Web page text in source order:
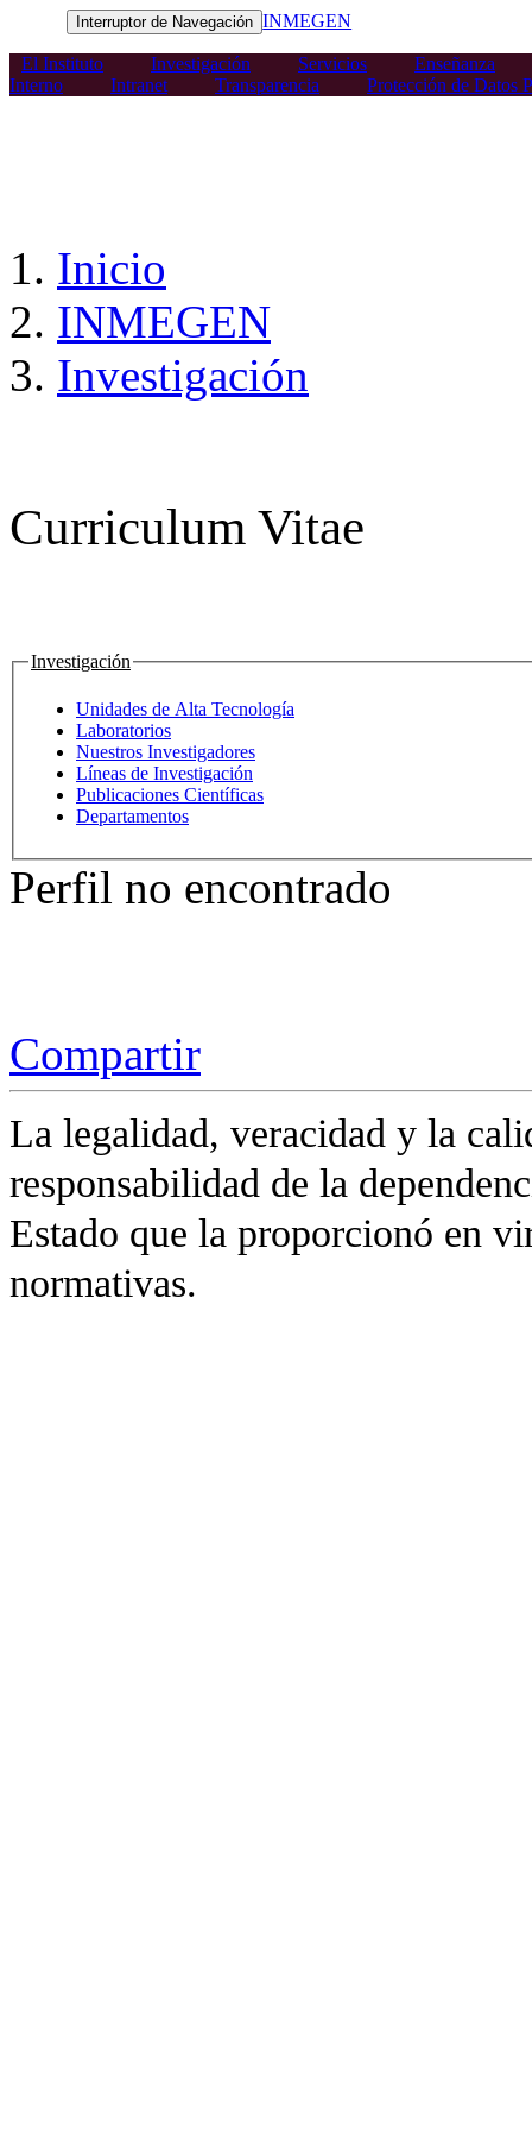
Interruptor de Navegación INMEGEN
El Instituto Investigación Servicios
Enseñanza
Interno
Intranet Transparencia Protección de Datos
Inicio
INMEGEN
Investigación
Curriculum Vitae
Investigación
Unidades de Alta Tecnología
Laboratorios
Nuestros Investigadores
Líneas de Investigación
Publicaciones Científicas
Departamentos
Perfil no encontrado
Compartir
La legalidad, veracidad y la
responsabilidad de la
Estado que la proporcionó en
normativas.